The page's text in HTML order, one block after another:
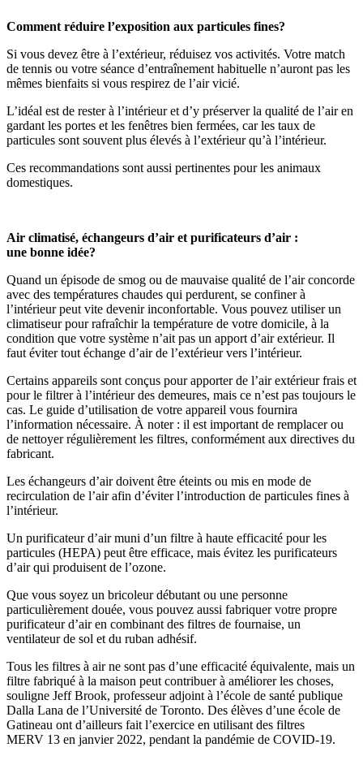
Comment réduire l’exposition aux particules fines?
Si vous devez être à l’extérieur, réduisez vos activités. Votre match
de tennis ou votre séance d’entraînement habituelle n’auront pas les
mêmes bienfaits si vous respirez de l’air vicié.
L’idéal est de rester à l’intérieur et d’y préserver la qualité de l’air en
gardant les portes et les fenêtres bien fermées, car les taux de
particules sont souvent plus élevés à l’extérieur qu’à l’intérieur.
Ces recommandations sont aussi pertinentes pour les animaux
domestiques.
Air climatisé, échangeurs d’air et purificateurs d’air :
une bonne idée?
Quand un épisode de smog ou de mauvaise qualité de l’air concorde
avec des températures chaudes qui perdurent, se confiner à
l’intérieur peut vite devenir inconfortable. Vous pouvez utiliser un
climatiseur pour rafraîchir la température de votre domicile, à la
condition que votre système n’ait pas un apport d’air extérieur. Il
faut éviter tout échange d’air de l’extérieur vers l’intérieur.
Certains appareils sont conçus pour apporter de l’air extérieur frais et
pour le filtrer à l’intérieur des demeures, mais ce n’est pas toujours le
cas. Le guide d’utilisation de votre appareil vous fournira
l’information nécessaire. À noter : il est important de remplacer ou
de nettoyer régulièrement les filtres, conformément aux directives du
fabricant.
Les échangeurs d’air doivent être éteints ou mis en mode de
recirculation de l’air afin d’éviter l’introduction de particules fines à
l’intérieur.
Un purificateur d’air muni d’un filtre à haute efficacité pour les
particules (HEPA) peut être efficace, mais évitez les purificateurs
d’air qui produisent de l’ozone.
Que vous soyez un bricoleur débutant ou une personne
particulièrement douée, vous pouvez aussi fabriquer votre propre
purificateur d’air en combinant des filtres de fournaise, un
ventilateur de sol et du ruban adhésif.
Tous les filtres à air ne sont pas d’une efficacité équivalente, mais un
filtre fabriqué à la maison peut contribuer à améliorer les choses,
souligne Jeff Brook, professeur adjoint à l’école de santé publique
Dalla Lana de l’Université de Toronto. Des élèves d’une école de
Gatineau ont d’ailleurs fait l’exercice en utilisant des filtres
MERV 13 en janvier 2022, pendant la pandémie de COVID-19.